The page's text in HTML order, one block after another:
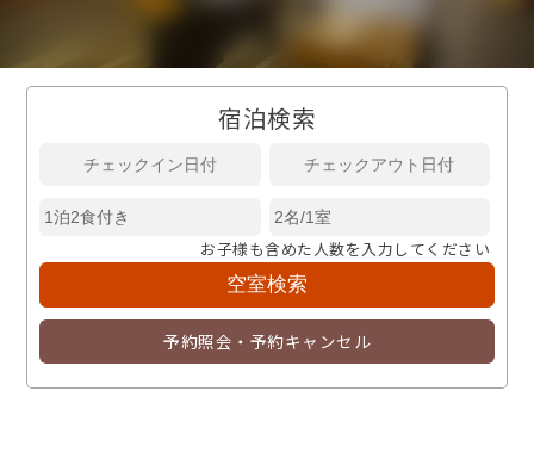
宿泊検索
お子様も含めた人数を入力してください
予約照会・予約キャンセル